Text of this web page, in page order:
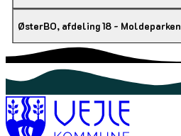
ØsterBO, afdeling 18 - Moldeparken